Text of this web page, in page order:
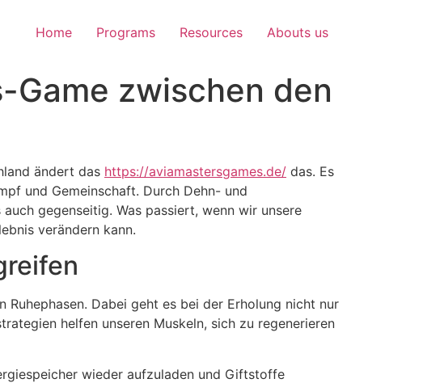
Home Programs Resources Abouts us
Game zwischen den
ändert das https://aviamastersgames.de/ das. Es
und Gemeinschaft. Durch Dehn- und
gegenseitig. Was passiert, wenn wir unsere
verändern kann.
Dabei geht es bei der Erholung nicht nur
helfen unseren Muskeln, sich zu regenerieren
wieder aufzuladen und Giftstoffe